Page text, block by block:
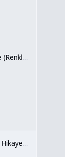
Barbaroslar 02 - Zaferden Zafere (Renklendirilmiş)
Egoist Çizgi Roman - Bir İntikam Hikayesi / John Wagner - Vince Locke